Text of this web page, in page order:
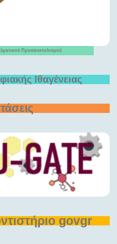
Προσανατολισμού
Ιθαγένειας
govgr